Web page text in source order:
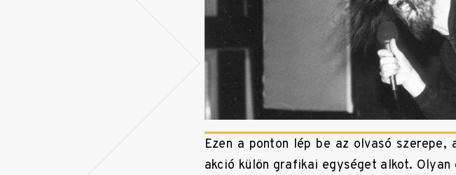
Ezen a ponton lép be az olvasó
akció külön grafikai egységet alkot.